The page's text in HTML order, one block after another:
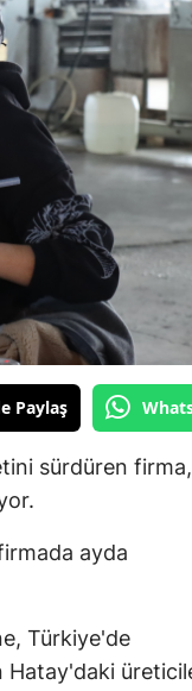
Paylaş
sürdüren firma,
ayda
Türkiye'de
Hatay'daki